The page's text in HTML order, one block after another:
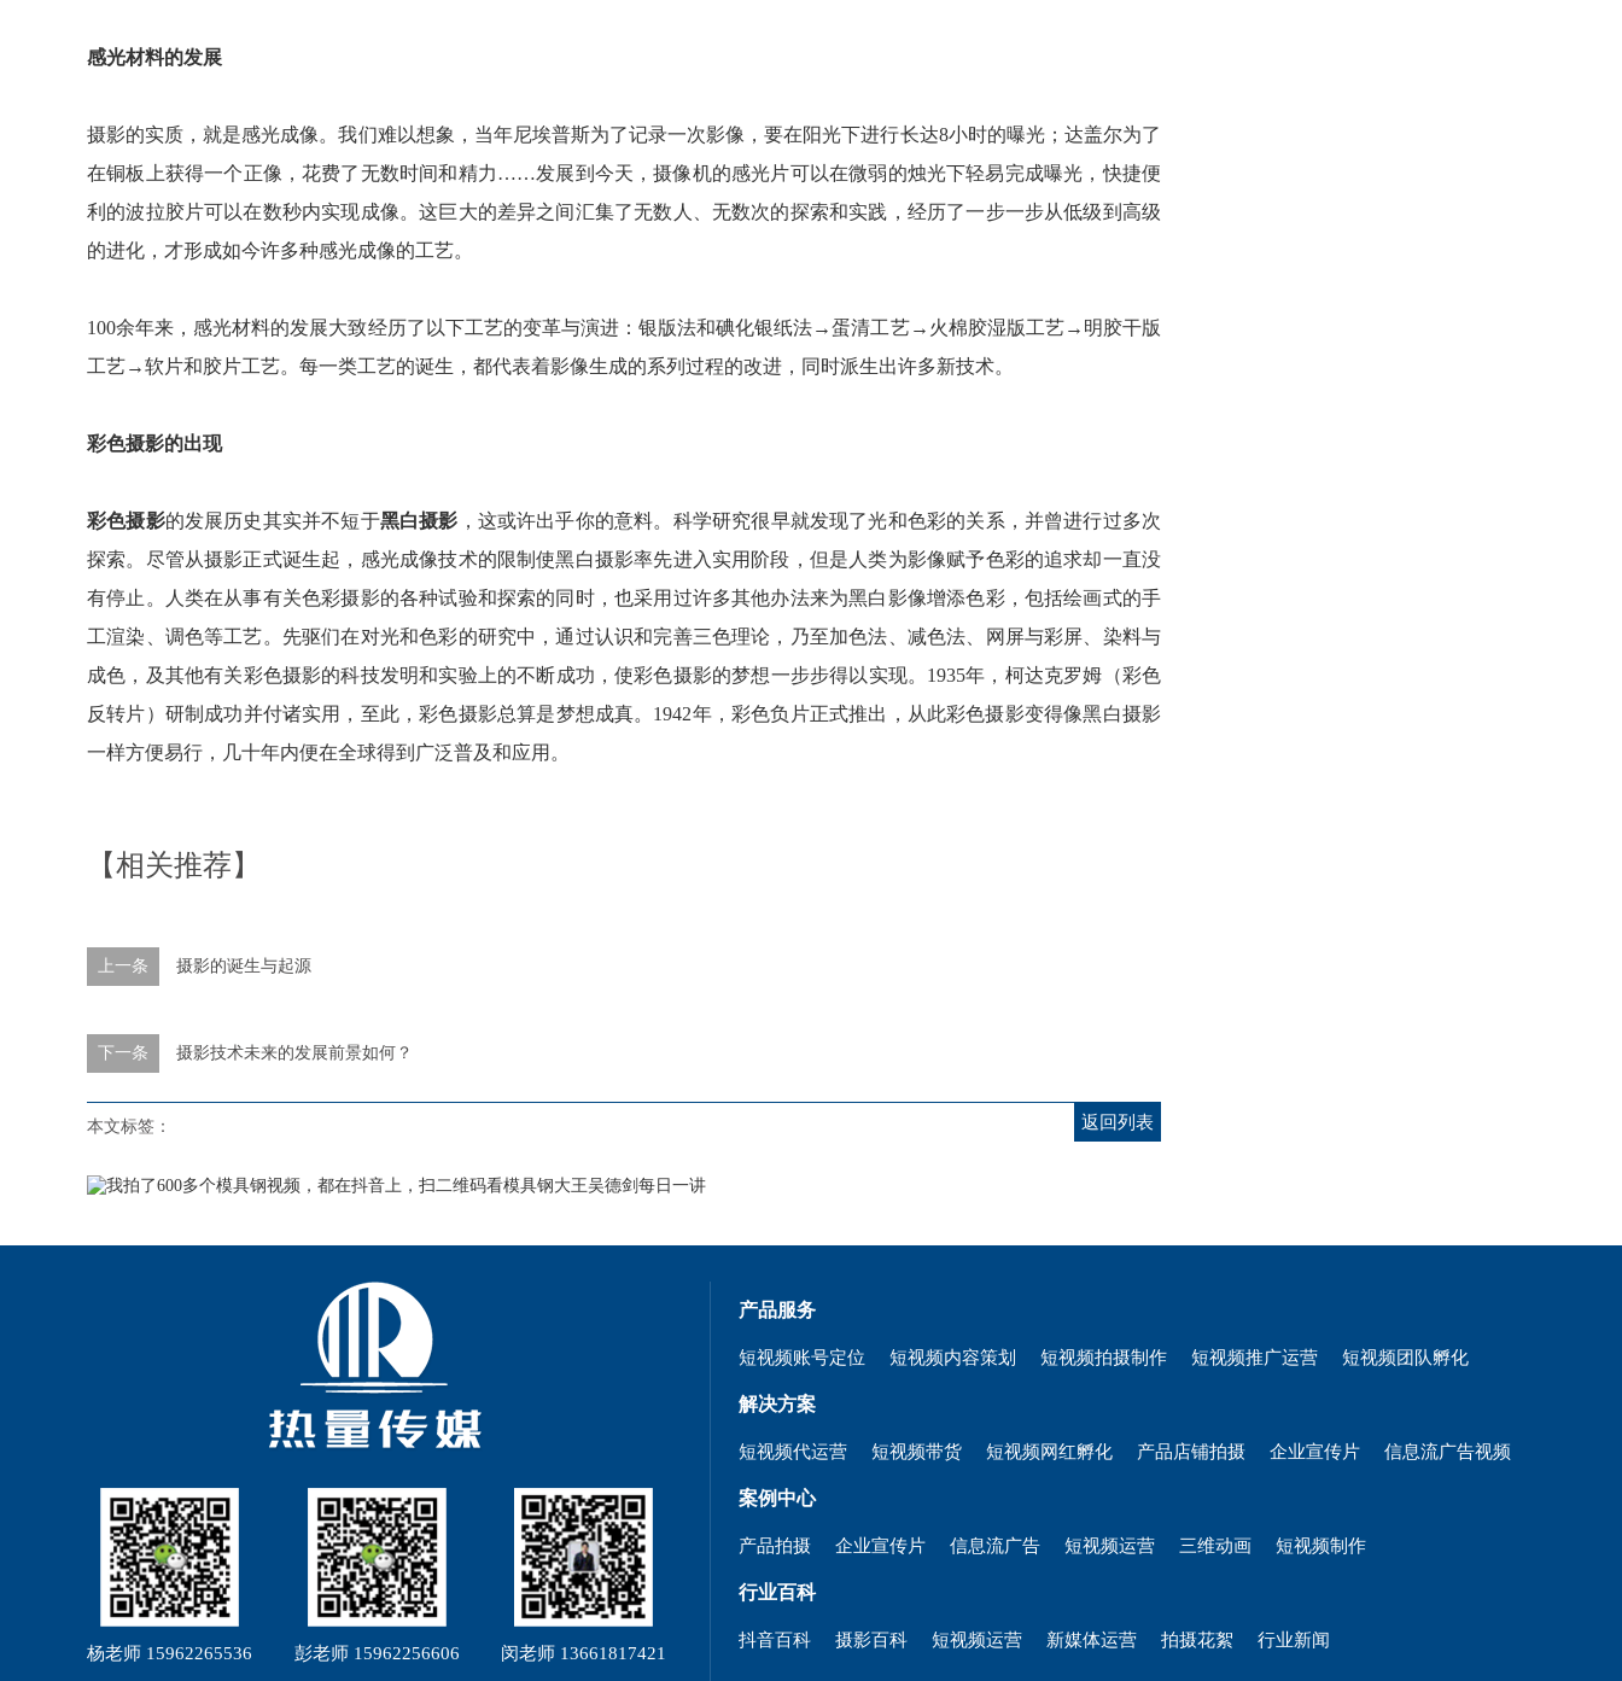
感光材料的发展
摄影的实质，就是感光成像。我们难以想象，当年尼埃普斯为了记录一次影像，要在阳光下进行长达8小时的曝光；达盖尔为了
在铜板上获得一个正像，花费了无数时间和精力……发展到今天，摄像机的感光片可以在微弱的烛光下轻易完成曝光，快捷便
利的波拉胶片可以在数秒内实现成像。这巨大的差异之间汇集了无数人、无数次的探索和实践，经历了一步一步从低级到高级
的进化，才形成如今许多种感光成像的工艺。
100余年来，感光材料的发展大致经历了以下工艺的变革与演进：银版法和碘化银纸法→蛋清工艺→火棉胶湿版工艺→明胶干版
工艺→软片和胶片工艺。每一类工艺的诞生，都代表着影像生成的系列过程的改进，同时派生出许多新技术。
彩色摄影的出现
彩色摄影的发展历史其实并不短于黑白摄影 ，这或许出乎你的意料。科学研究很早就发现了光和色彩的关系，并曾进行过多次
探索。尽管从摄影正式诞生起，感光成像技术的限制使黑白摄影率先进入实用阶段，但是人类为影像赋予色彩的追求却一直没
有停止。人类在从事有关色彩摄影的各种试验和探索的同时，也采用过许多其他办法来为黑白影像增添色彩，包括绘画式的手
工渲染、调色等工艺。先驱们在对光和色彩的研究中，通过认识和完善三色理论，乃至加色法、减色法、网屏与彩屏、染料与
成色，及其他有关彩色摄影的科技发明和实验上的不断成功，使彩色摄影的梦想一步步得以实现。1935年，柯达克罗姆（彩色
反转片）研制成功并付诸实用，至此，彩色摄影总算是梦想成真。1942年，彩色负片正式推出，从此彩色摄影变得像黑白摄影
一样方便易行，几十年内便在全球得到广泛普及和应用。
【相关推荐】
上一条 摄影的诞生与起源
下一条 摄影技术未来的发展前景如何？
返回列表
本文标签：
杨老师 15962265536 彭老师 15962256606 闵老师 13661817421
产品服务
短视频账号定位 短视频内容策划 短视频拍摄制作 短视频推广运营 短视频团队孵化
解决方案
短视频代运营 短视频带货 短视频网红孵化 产品店铺拍摄 企业宣传片 信息流广告视频
案例中心
产品拍摄 企业宣传片 信息流广告 短视频运营 三维动画 短视频制作
行业百科
抖音百科 摄影百科 短视频运营 新媒体运营 拍摄花絮 行业新闻